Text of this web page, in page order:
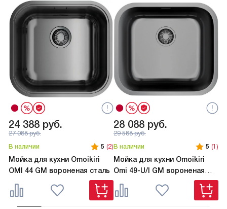
24 388 руб.
27 088руб.
В наличии
5 (2)
Мойка для кухни Omoikiri
OMI 44 GM вороненая сталь
28 088 руб.
29 588руб.
В наличии
5 (1)
Мойка для кухни Omoikiri
Omi 49-U/I GM вороненая